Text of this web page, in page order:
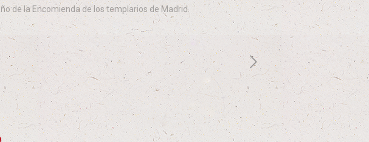
de la Encomienda de los templarios de Madrid.